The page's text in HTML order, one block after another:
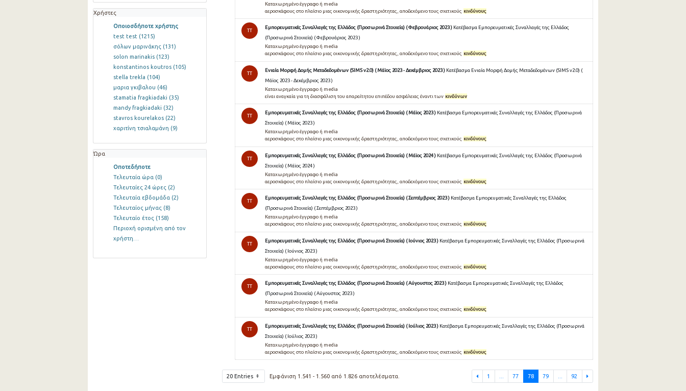
Χρήστες
Οποιοσδήποτε χρήστης
test test (1215)
σόλων μαρινάκης (131)
solon marinakis (123)
konstantinos koutros (105)
stella trekla (104)
μαρια γκιβαλου (46)
stamatia fragkiadaki (35)
mandy fragkiadaki (32)
stavros kourelakos (22)
χαριτίνη τσιαλαμάνη (9)
Ώρα
Οποτεδήποτε
Τελευταία ώρα (0)
Τελευταίες 24 ώρες (2)
Τελευταία εβδομάδα (2)
Τελευταίος μήνας (8)
Τελευταίο έτος (158)
Περιοχή ορισμένη από τον
χρήστη…
Καταχωρημένο έγγραφο ή media
αεροσκάφους στο πλαίσιο μιας οικονομικής δραστηριότητας, αποδεχόμενο τους σχετικούς κινδύνους
TT
Εμπορευματικές Συναλλαγές της Ελλάδος (Προσωρινά Στοιχεία) ( Φεβρουάριος 2023 ) Κατέβασμα Εμπορευματικές Συναλλαγές της Ελλάδος
(Προσωρινά Στοιχεία) ( Φεβρουάριος 2023 )
Καταχωρημένο έγγραφο ή media
αεροσκάφους στο πλαίσιο μιας οικονομικής δραστηριότητας, αποδεχόμενο τους σχετικούς κινδύνους
TT
Ενιαία Μορφή Δομής Μεταδεδομένων (SIMS v2.0) ( Μάϊος 2023 - Δεκέμβριος 2023 ) Κατέβασμα Ενιαία Μορφή Δομής Μεταδεδομένων (SIMS v2.0) (
Μάϊος 2023 - Δεκέμβριος 2023 )
Καταχωρημένο έγγραφο ή media
είναι αναγκαία για τη διασφάλιση του απαραίτητου επιπέδου ασφάλειας έναντι των κινδύνων
TT
Εμπορευματικές Συναλλαγές της Ελλάδος (Προσωρινά Στοιχεία) ( Μάϊος 2023 ) Κατέβασμα Εμπορευματικές Συναλλαγές της Ελλάδος (Προσωρινά
Στοιχεία) ( Μάϊος 2023 )
Καταχωρημένο έγγραφο ή media
αεροσκάφους στο πλαίσιο μιας οικονομικής δραστηριότητας, αποδεχόμενο τους σχετικούς κινδύνους
TT
Εμπορευματικές Συναλλαγές της Ελλάδος (Προσωρινά Στοιχεία) ( Μάϊος 2024 ) Κατέβασμα Εμπορευματικές Συναλλαγές της Ελλάδος (Προσωρινά
Στοιχεία) ( Μάϊος 2024 )
Καταχωρημένο έγγραφο ή media
αεροσκάφους στο πλαίσιο μιας οικονομικής δραστηριότητας, αποδεχόμενο τους σχετικούς κινδύνους
TT
Εμπορευματικές Συναλλαγές της Ελλάδος (Προσωρινά Στοιχεία) ( Σεπτέμβριος 2023 ) Κατέβασμα Εμπορευματικές Συναλλαγές της Ελλάδος
(Προσωρινά Στοιχεία) ( Σεπτέμβριος 2023 )
Καταχωρημένο έγγραφο ή media
αεροσκάφους στο πλαίσιο μιας οικονομικής δραστηριότητας, αποδεχόμενο τους σχετικούς κινδύνους
TT
Εμπορευματικές Συναλλαγές της Ελλάδος (Προσωρινά Στοιχεία) ( Ιούνιος 2023 ) Κατέβασμα Εμπορευματικές Συναλλαγές της Ελλάδος (Προσωρινά
Στοιχεία) ( Ιούνιος 2023 )
Καταχωρημένο έγγραφο ή media
αεροσκάφους στο πλαίσιο μιας οικονομικής δραστηριότητας, αποδεχόμενο τους σχετικούς κινδύνους
TT
Εμπορευματικές Συναλλαγές της Ελλάδος (Προσωρινά Στοιχεία) ( Αύγουστος 2023 ) Κατέβασμα Εμπορευματικές Συναλλαγές της Ελλάδος
(Προσωρινά Στοιχεία) ( Αύγουστος 2023 )
Καταχωρημένο έγγραφο ή media
αεροσκάφους στο πλαίσιο μιας οικονομικής δραστηριότητας, αποδεχόμενο τους σχετικούς κινδύνους
TT
Εμπορευματικές Συναλλαγές της Ελλάδος (Προσωρινά Στοιχεία) ( Ιούλιος 2023 ) Κατέβασμα Εμπορευματικές Συναλλαγές της Ελλάδος (Προσωρινά
Στοιχεία) ( Ιούλιος 2023 )
Καταχωρημένο έγγραφο ή media
αεροσκάφους στο πλαίσιο μιας οικονομικής δραστηριότητας, αποδεχόμενο τους σχετικούς κινδύνους
20 Entries Εμφάνιση 1.541 - 1.560 από 1.826 αποτελέσματα. 1 77 78 79 92